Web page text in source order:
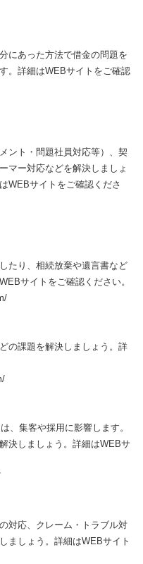
にあった方法で借金の問題を
。詳細はWEBサイトをご確認
ント・問題社員対応等）、契
マー対応などを解決しましょ
WEBサイトをご確認くださ
たり、相続放棄や遺言書など
サイトをご確認ください。
の課題を解決しましょう。詳
、集客や採用に影響します。
決しましょう。詳細はWEBサ
対応、クレーム・トラブル対
ましょう。詳細はWEBサイト